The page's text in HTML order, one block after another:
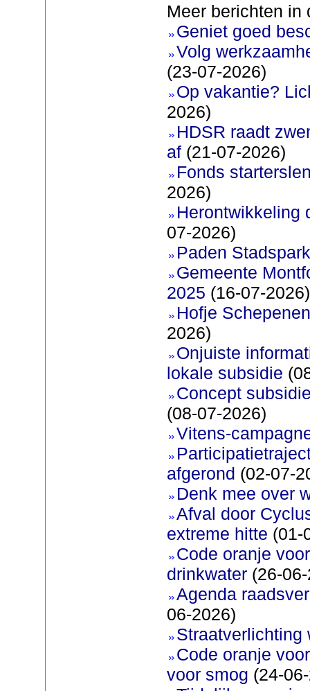
Meer berichten in
Geniet goed
Volg
(23-07-2026)
Op vakantie?
2026)
HDSR raadt
af(21-07-2026)
Fonds
2026)
Herontwikkeling
07-2026)
Paden
Gemeente
2025 (16-07-2026)
Hofje
2026)
Onjuiste
lokale subsidie
Concept
(08-07-2026)
Vitens-
afgerond (02-07-
Denk mee over
Afval door
extreme hitte (01-
Code oranje
drinkwater(26-06-
Agenda
06-2026)
Straatverlichting
Code oranje
voor smog (24-